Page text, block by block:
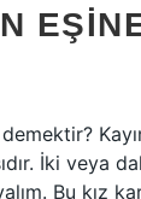
İki veya
Bu kız